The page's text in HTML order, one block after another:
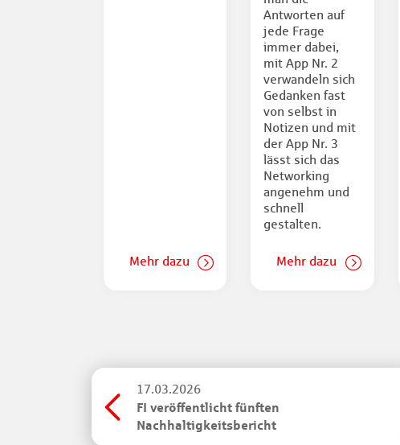
Mehr dazu
Antworten auf
jede Frage
immer dabei,
mit App Nr. 2
verwandeln sich
Gedanken fast
von selbst in
Notizen und mit
der App Nr. 3
lässt sich das
Networking
angenehm und
schnell
gestalten.
Mehr dazu
17.03.2026
FI veröffentlicht fünften
Nachhaltigkeitsbericht